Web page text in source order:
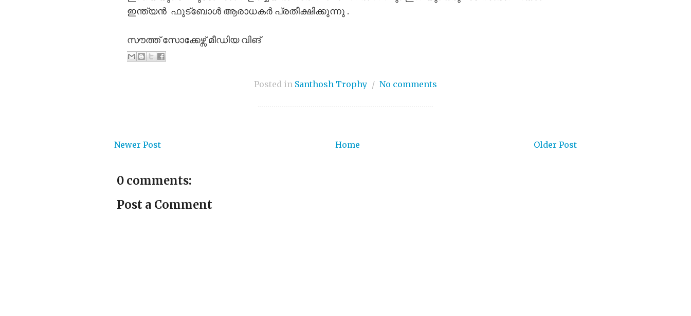
ഇന്ത്യൻ ഫുട്‍ബോൾ ആരാധകർ പ്രതീക്ഷിക്കുന്നു .
സൗത്ത് സോക്കേഴ്സ് മീഡിയ വിങ്
Posted in Santhosh Trophy / No comments
Newer Post Older Post
Home
0 comments:
Post a Comment